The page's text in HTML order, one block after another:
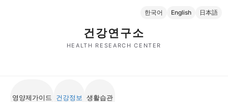
건강연구소
HEALTH RESEARCH CENTER
영양제가이드 건강정보 생활습관
한국어 English 日本語